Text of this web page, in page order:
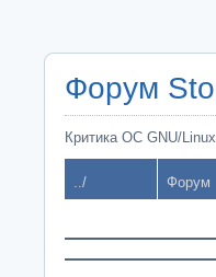
Форум
Критика ОС GNU/
../ Форум